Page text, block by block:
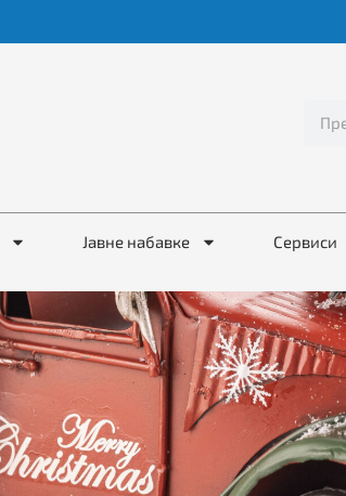
Јавне набавке Сервиси